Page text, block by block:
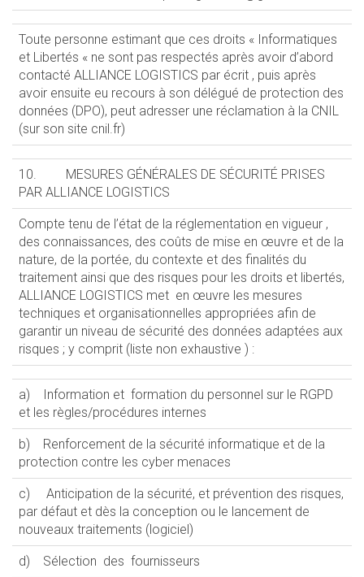
Toute personne estimant que ces droits « Informatiques
et Libertés « ne sont pas respectés après avoir d’abord
contacté ALLIANCE LOGISTICS par écrit , puis après
avoir ensuite eu recours à son délégué de protection des
données (DPO), peut adresser une réclamation à la CNIL
(sur son site cnil.fr)
10. MESURES GÉNÉRALES DE SÉCURITÉ PRISES
PAR ALLIANCE LOGISTICS
Compte tenu de l’état de la réglementation en vigueur ,
des connaissances, des coûts de mise en œuvre et de la
nature, de la portée, du contexte et des finalités du
traitement ainsi que des risques pour les droits et libertés,
ALLIANCE LOGISTICS met en œuvre les mesures
techniques et organisationnelles appropriées afin de
garantir un niveau de sécurité des données adaptées aux
risques ; y comprit (liste non exhaustive ) :
a) Information et formation du personnel sur le RGPD
et les règles/procédures internes
b) Renforcement de la sécurité informatique et de la
protection contre les cyber menaces
c) Anticipation de la sécurité, et prévention des risques,
par défaut et dès la conception ou le lancement de
nouveaux traitements (logiciel)
d) Sélection des fournisseurs